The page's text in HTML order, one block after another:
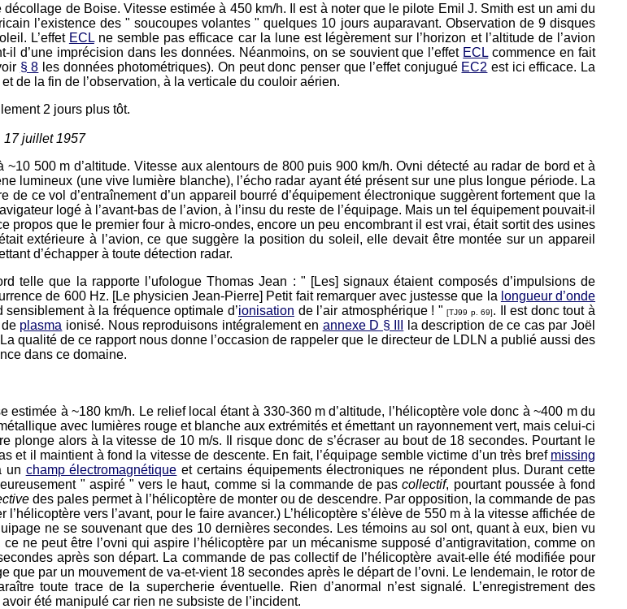
de Boise. Vitesse estimée à 450 km/h. Il est à noter que le pilote Emil J. Smith est un ami du
l’existence des " soucoupes volantes " quelques 10 jours auparavant. Observation de 9 disques
L’effet ECLne semble pas efficace car la lune est légèrement sur l’horizon et l’altitude de l’avion
d’une imprécision dans les données. Néanmoins, on se souvient que l’effet ECL commence en fait
§ 8 les données photométriques). On peut donc penser que l’effet conjugué EC2 est ici efficace. La
de la fin de l’observation, à la verticale du couloir aérien.
2 jours plus tôt.
17 juillet 1957
500 m d’altitude. Vitesse aux alentours de 800 puis 900 km/h. Ovni détecté au radar de bord et à
lumineux (une vive lumière blanche), l’écho radar ayant été présent sur une plus longue période. La
ce vol d’entraînement d’un appareil bourré d’équipement électronique suggèrent fortement que la
logé à l’avant-bas de l’avion, à l’insu du reste de l’équipage. Mais un tel équipement pouvait-il
propos que le premier four à micro-ondes, encore un peu encombrant il est vrai, était sortit des usines
extérieure à l’avion, ce que suggère la position du soleil, elle devait être montée sur un appareil
d’échapper à toute détection radar.
telle que la rapporte l’ufologue Thomas Jean : " [Les] signaux étaient composés d’impulsions de
de 600 Hz. [Le physicien Jean-Pierre] Petit fait remarquer avec justesse que la longueur d’onde
à la fréquence optimale d’ionisation de l’air atmosphérique ! "[TJ99 p. 69]. Il est donc tout à
plasma ionisé. Nous reproduisons intégralement en annexe D § III
la description de ce cas par Joël
qualité de ce rapport nous donne l’occasion de rappeler que le directeur de LDLN a publié aussi des
dans ce domaine.
estimée à ~180 km/h. Le relief local étant à 330-360 m d’altitude, l’hélicoptère vole donc à ~400 m du
avec lumières rouge et blanche aux extrémités et émettant un rayonnement vert, mais celui-ci
plonge alors à la vitesse de 10 m/s. Il risque donc de s’écraser au bout de 18 secondes. Pourtant le
et il maintient à fond la vitesse de descente. En fait, l’équipage semble victime d’un très bref missing
un champ électromagnétique et certains équipements électroniques ne répondent plus. Durant cette
" aspiré " vers le haut, comme si la commande de pascollectif, pourtant poussée à fond
des pales permet à l’hélicoptère de monter ou de descendre. Par opposition, la commande de pas
vers l’avant, pour le faire avancer.) L’hélicoptère s’élève de 550 m à la vitesse affichée de
ne se souvenant que des 10 dernières secondes. Les témoins au sol ont, quant à eux, bien vu
ne peut être l’ovni qui aspire l’hélicoptère par un mécanisme supposé d’antigravitation, comme on
après son départ. La commande de pas collectif de l’hélicoptère avait-elle été modifiée pour
que par un mouvement de va-et-vient 18 secondes après le départ de l’ovni. Le lendemain, le rotor de
toute trace de la supercherie éventuelle. Rien d’anormal n’est signalé. L’enregistrement des
été manipulé car rien ne subsiste de l’incident.